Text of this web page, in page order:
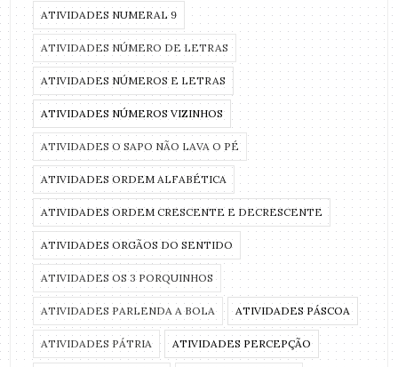
ATIVIDADES NUMERAL 9
ATIVIDADES NÚMERO DE LETRAS
ATIVIDADES NÚMEROS E LETRAS
ATIVIDADES NÚMEROS VIZINHOS
ATIVIDADES O SAPO NÃO LAVA O PÉ
ATIVIDADES ORDEM ALFABÉTICA
ATIVIDADES ORDEM CRESCENTE E DECRESCENTE
ATIVIDADES ORGÃOS DO SENTIDO
ATIVIDADES OS 3 PORQUINHOS
ATIVIDADES PARLENDA A BOLA ATIVIDADES PÁSCOA
ATIVIDADES PÁTRIA ATIVIDADES PERCEPÇÃO